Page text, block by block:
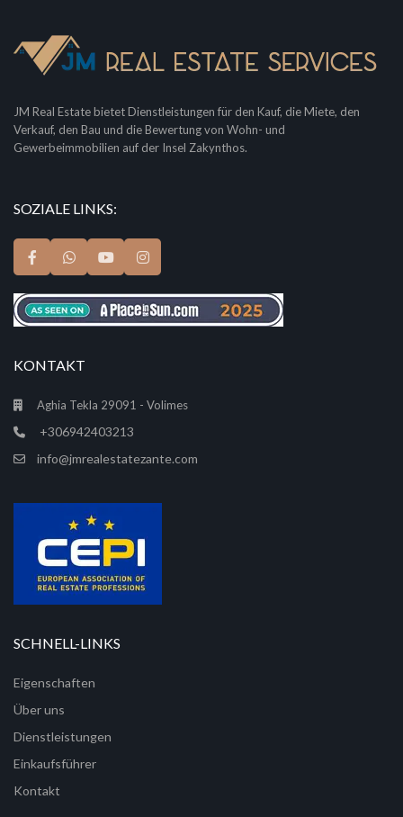
JM Real Estate bietet Dienstleistungen für den Kauf, die Miete, den
Verkauf, den Bau und die Bewertung von Wohn- und
Gewerbeimmobilien auf der Insel Zakynthos.
SOZIALE LINKS:
KONTAKT
Aghia Tekla 29091 - Volimes
+306942403213
info@jmrealestatezante.com
SCHNELL-LINKS
Eigenschaften
Über uns
Dienstleistungen
Einkaufsführer
Kontakt